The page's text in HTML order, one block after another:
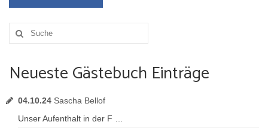
Suche
nach:
Neueste Gästebuch Einträge
04.10.24 Sascha Bellof
Unser Aufenthalt in der F …